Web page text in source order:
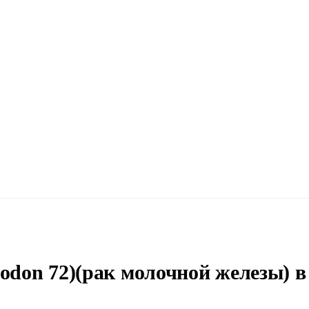
72)(рак молочной железы) в